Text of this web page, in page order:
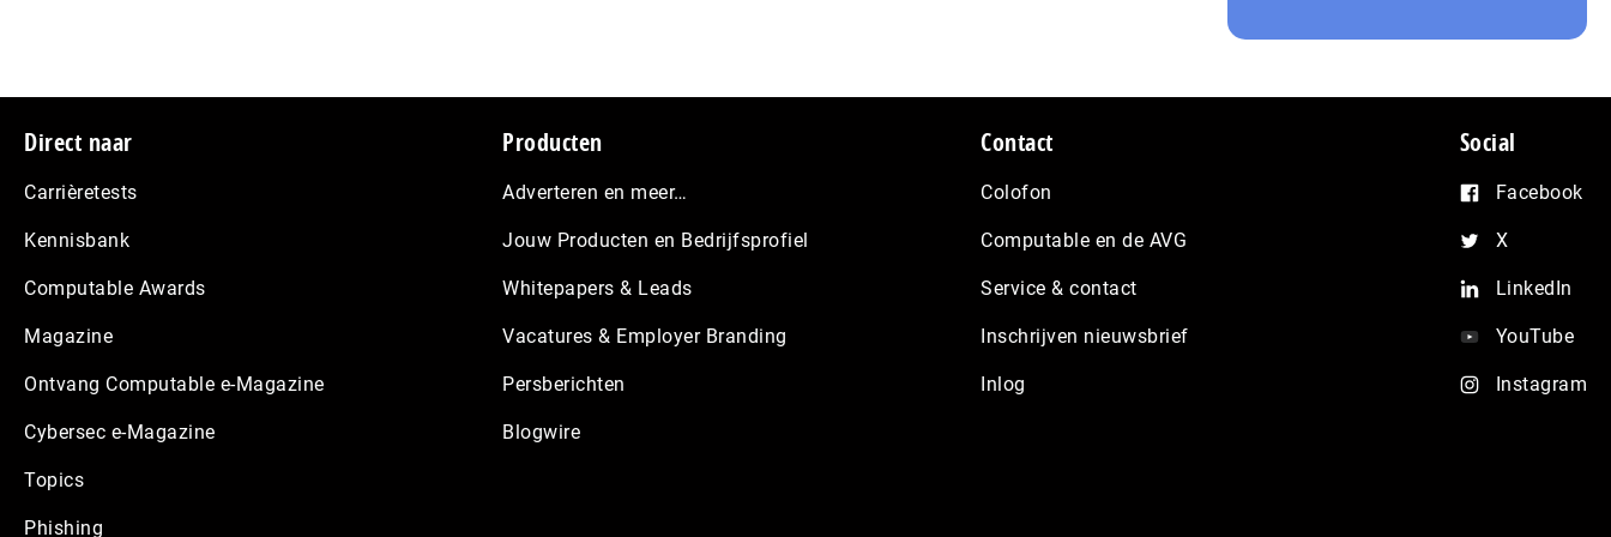
Footer
Direct naar
Carrièretests
Kennisbank
Computable Awards
Magazine
Ontvang Computable e-Magazine
Cybersec e-Magazine
Topics
Phishing
Producten
Adverteren en meer…
Jouw Producten en Bedrijfsprofiel
Whitepapers & Leads
Vacatures & Employer Branding
Persberichten
Blogwire
Contact
Colofon
Computable en de AVG
Service & contact
Inschrijven nieuwsbrief
Inlog
Social
Facebook
X
LinkedIn
YouTube
Instagram